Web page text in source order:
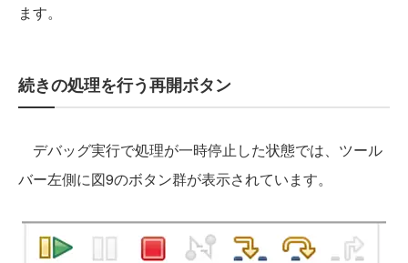
ます。
続きの処理を行う再開ボタン
デバッグ実行で処理が一時停止した状態では、ツール
バー左側に図9のボタン群が表示されています。